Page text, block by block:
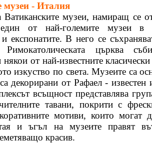
музеи - Италия
Ватиканските музеи, намиращ се
от най-големите музеи в
и експонатите. В него се
църква
от най-известните
изкуство по света. Музеите са
декорирани от Рафаел - известен
всъщност представлява
тавани, покрити с
мотиви, които могат
и ъгъл на музеите правят
красив.